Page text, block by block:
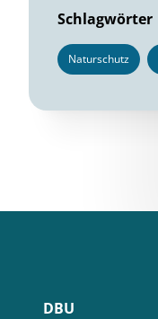
Schlagwörter
Naturschutz
DBU